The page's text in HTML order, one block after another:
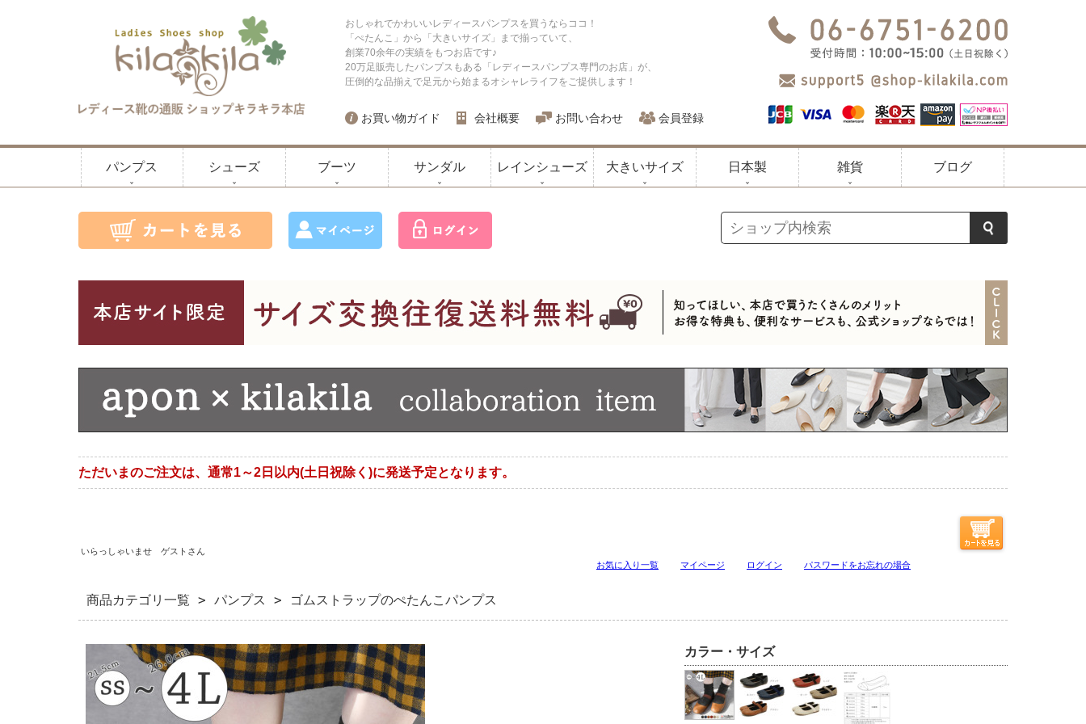
おしゃれでかわいいレディースパンプスを買うならココ！
「ぺたんこ」から「大きいサイズ」まで揃っていて、
創業70余年の実績をもつお店です♪
20万足販売したパンプスもある「レディースパンプス専門のお店」が、
圧倒的な品揃えで足元から始まるオシャレライフをご提供します！
お買い物ガイド 会社概要 お問い合わせ 会員登録
パンプス シューズ ブーツ サンダル レインシューズ 大きいサイズ 日本製 雑貨 ブログ
ただいまのご注文は、通常1～2日以内(土日祝除く)に発送予定となります。
いらっしゃいませ ゲストさん
お気に入り一覧
マイページ ログイン パスワードをお忘れの場合
商品カテゴリ一覧 > パンプス > ゴムストラップのぺたんこパンプス
カラー・サイズ